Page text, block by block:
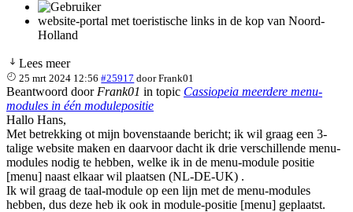
website-portal met toeristische links in de kop van Noord-
Holland
Lees meer
25 mrt 2024 12:56 #25917 doorFrank01
Beantwoord door Frank01 in topic Cassiopeia meerdere menu-
modules in één modulepositie
Hallo Hans,
Met betrekking ot mijn bovenstaande bericht; ik wil graag een 3-
talige website maken en daarvoor dacht ik drie verschillende menu-
modules nodig te hebben, welke ik in de menu-module positie
[menu] naast elkaar wil plaatsen (NL-DE-UK) .
Ik wil graag de taal-module op een lijn met de menu-modules
hebben, dus deze heb ik ook in module-positie [menu] geplaatst.